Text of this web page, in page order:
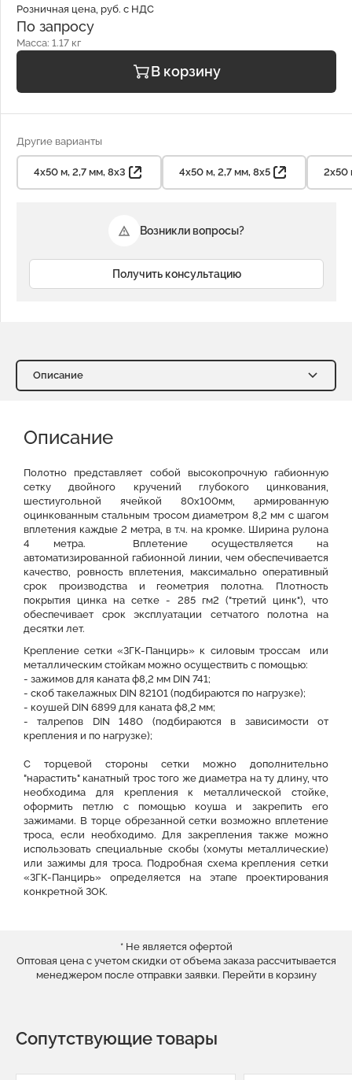
Розничная цена, руб. с НДС
По запросу
Масса: 1.17 кг
В корзину
Другие варианты
4х50 м, 2,7 мм, 8х3 4х50 м, 2,7 мм, 8х5 2х50
Возникли вопросы?
Получить консультацию
Описание
Доставка и оплата
Преимущества Оставить заявку на КП
Файлы для скачивания
Описание
Полотно представляет собой высокопрочную габионную
сетку двойного кручений глубокого цинкования,
шестиугольной ячейкой 80х100мм, армированную
оцинкованным стальным тросом диаметром 8,2 мм с шагом
вплетения каждые 2 метра, в т.ч. на кромке. Ширина рулона
4 метра. Вплетение осуществляется на
автоматизированной габионной линии, чем обеспечивается
качество, ровность вплетения, максимально оперативный
срок производства и геометрия полотна. Плотность
покрытия цинка на сетке - 285 гм2 ("третий цинк"), что
обеспечивает срок эксплуатации сетчатого полотна на
десятки лет.
Крепление сетки «ЗГК-Панцирь» к силовым троссам или
металлическим стойкам можно осуществить с помощью:
- зажимов для каната ф8,2 мм DIN 741;
- скоб такелажных DIN 82101 (подбираются по нагрузке);
- коушей DIN 6899 для каната ф8,2 мм;
- талрепов DIN 1480 (подбираются в зависимости от
крепления и по нагрузке);
С торцевой стороны сетки можно дополнительно
"нарастить" канатный трос того же диаметра на ту длину, что
необходима для крепления к металлической стойке,
оформить петлю с помощью коуша и закрепить его
зажимами. В торце обрезанной сетки возможно вплетение
троса, если необходимо. Для закрепления также можно
использовать специальные скобы (хомуты металлические)
или зажимы для троса. Подробная схема крепления сетки
«ЗГК-Панцирь» определяется на этапе проектирования
конкретной ЗОК.
* Не является офертой
Оптовая цена с учетом скидки от объема заказа рассчитывается
менеджером после отправки заявки. Перейти в корзину
Сопутствующие товары